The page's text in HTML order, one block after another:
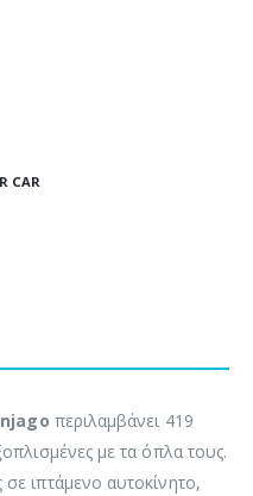
CAR
περιλαμβάνει 419
με τα όπλα τους.
σε ιπτάμενο αυτοκίνητο,